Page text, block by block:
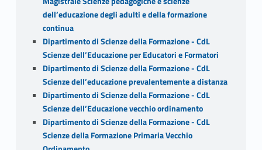
dell’educazione degli adulti e della formazione
continua
Dipartimento di Scienze della Formazione - CdL
Scienze dell’Educazione per Educatori e Formatori
Dipartimento di Scienze della Formazione - CdL
Scienze dell’educazione prevalentemente a distanza
Dipartimento di Scienze della Formazione - CdL
Scienze dell’Educazione vecchio ordinamento
Dipartimento di Scienze della Formazione - CdL
Scienze della Formazione Primaria Vecchio